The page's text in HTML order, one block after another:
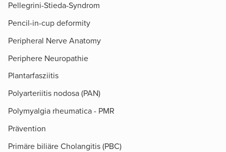
Pellegrini-Stieda-Syndrom
Pencil-in-cup deformity
Peripheral Nerve Anatomy
Periphere Neuropathie
Plantarfasziitis
Polyarteriitis nodosa (PAN)
Polymyalgia rheumatica - PMR
Prävention
Primäre biliäre Cholangitis (PBC)